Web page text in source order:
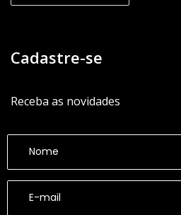
Cadastre-se
Receba as novidades